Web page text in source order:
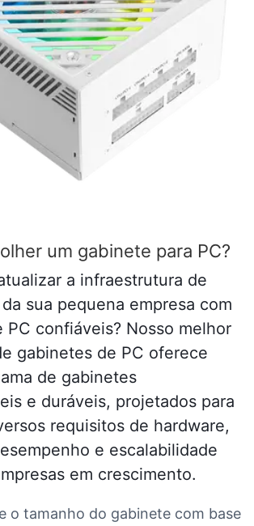
um gabinete para PC?
a infraestrutura de
sua pequena empresa com
PC confiáveis? Nosso melhor
gabinetes de PC oferece
de gabinetes
​​e duráveis, projetados para
requisitos de hardware,
e escalabilidade
em crescimento.
o tamanho do gabinete com base